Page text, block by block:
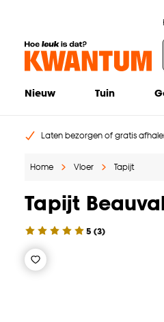
Nieuw Tuin
Laten bezorgen of gratis
Home Vloer Tapijt
Tapijt
5 (3)